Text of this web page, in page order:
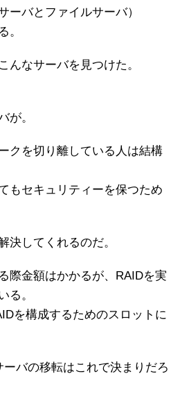
ーバとファイルサーバ）
。
んなサーバを見つけた。
が。
クを切り離している人は結構
もセキュリティーを保つため
してくれるのだ。
際金額はかかるが、RAIDを実
る。
を構成するためのスロットに
バの移転はこれで決まりだろ